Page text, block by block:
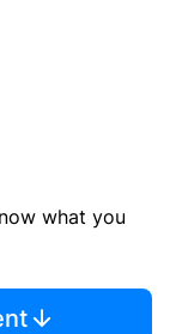
what you